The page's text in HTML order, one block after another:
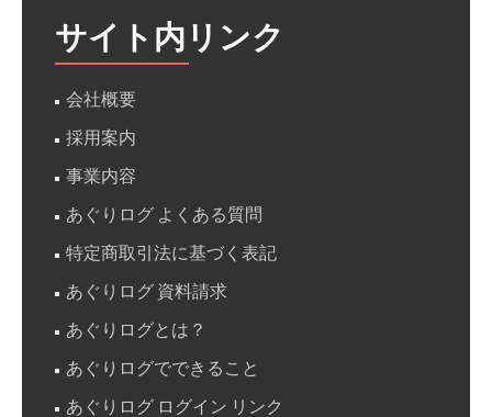
サイト内リンク
会社概要
採用案内
事業内容
あぐりログ よくある質問
特定商取引法に基づく表記
あぐりログ 資料請求
あぐりログとは？
あぐりログでできること
あぐりログ ログイン リンク